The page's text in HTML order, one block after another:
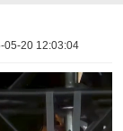
05-20 12:03:04